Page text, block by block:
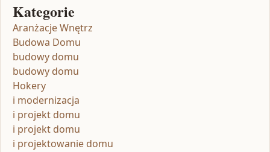
Kategorie
Aranżacje Wnętrz
Budowa Domu
budowy domu
budowy domu
Hokery
i modernizacja
i projekt domu
i projekt domu
i projektowanie domu